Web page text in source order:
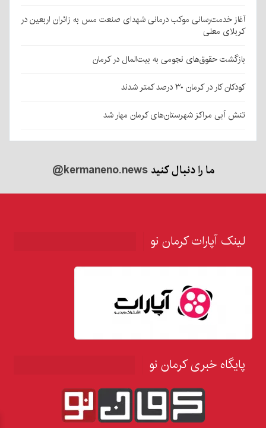
آغاز خدمت‌رسانی موکب درمانی شهدای صنعت مس به زائران اربعین در
کربلای معلی
بازگشت حقوق‌های نجومی به بیت‌المال در کرمان
کودکان کار در کرمان ۳۰ درصد کمتر شدند
تنش آبی مراکز شهرستان‌های کرمان مهار شد
ما را دنبال کنید@kermaneno.news
لینک آپارات کرمان نو
پایگاه خبری کرمان نو